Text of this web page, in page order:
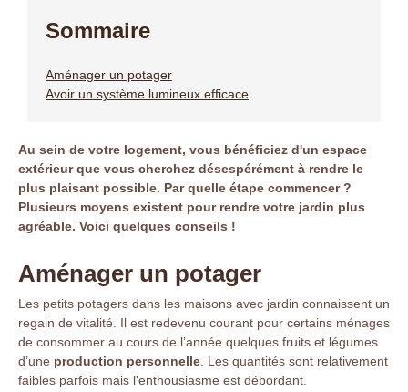
Sommaire
Aménager un potager
Avoir un système lumineux efficace
Au sein de votre logement, vous bénéficiez d'un espace
extérieur que vous cherchez désespérément à rendre le
plus plaisant possible. Par quelle étape commencer ?
Plusieurs moyens existent pour rendre votre jardin plus
agréable. Voici quelques conseils !
Aménager un potager
Les petits potagers dans les maisons avec jardin connaissent un
regain de vitalité. Il est redevenu courant pour certains ménages
de consommer au cours de l’année quelques fruits et légumes
d’une production personnelle . Les quantités sont relativement
faibles parfois mais l'enthousiasme est débordant.